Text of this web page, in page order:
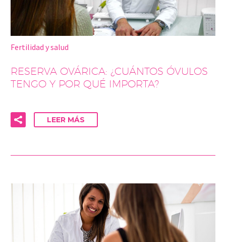
Fertilidad y salud
RESERVA OVÁRICA: ¿CUÁNTOS ÓVULOS
TENGO Y POR QUÉ IMPORTA?
LEER MÁS